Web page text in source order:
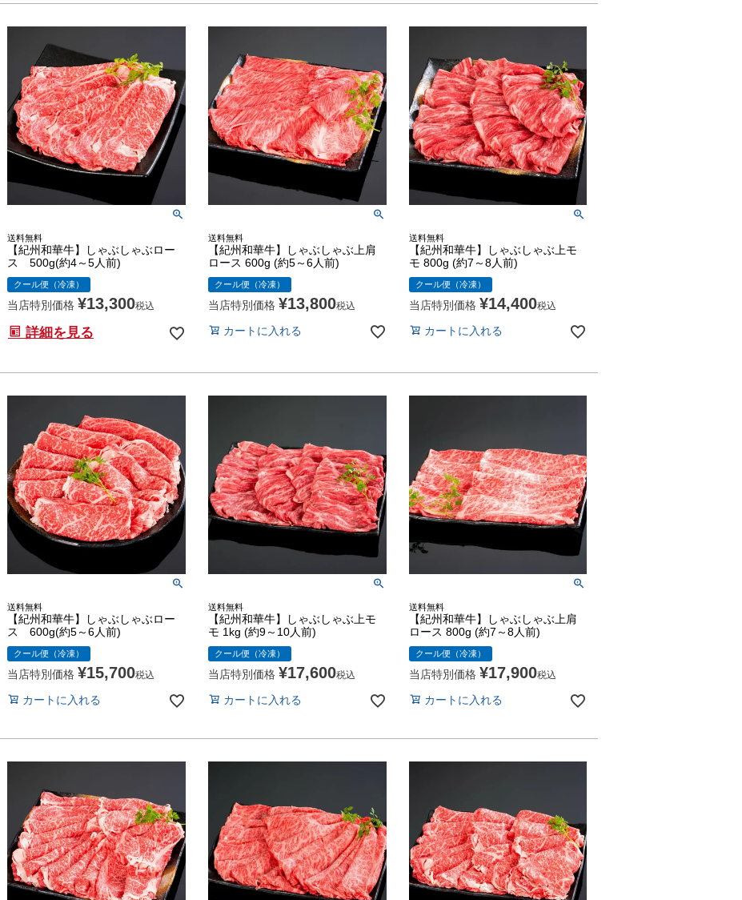
送料無料
【紀州和華牛】しゃぶしゃぶロー
ス 500g(約4～5人前)
クール便（冷凍）
当店特別価格 ¥13,300税込
詳細を見る
送料無料
【紀州和華牛】しゃぶしゃぶ上肩
ロース 600g (約5～6人前)
クール便（冷凍）
当店特別価格 ¥13,800税込
カートに入れる
送料無料
【紀州和華牛】しゃぶしゃぶ上モ
モ 800g (約7～8人前)
クール便（冷凍）
当店特別価格 ¥14,400税込
カートに入れる
送料無料
【紀州和華牛】しゃぶしゃぶロー
ス 600g(約5～6人前)
クール便（冷凍）
当店特別価格 ¥15,700税込
カートに入れる
送料無料
【紀州和華牛】しゃぶしゃぶ上モ
モ 1kg (約9～10人前)
クール便（冷凍）
当店特別価格 ¥17,600税込
カートに入れる
送料無料
【紀州和華牛】しゃぶしゃぶ上肩
ロース 800g (約7～8人前)
クール便（冷凍）
当店特別価格 ¥17,900税込
カートに入れる